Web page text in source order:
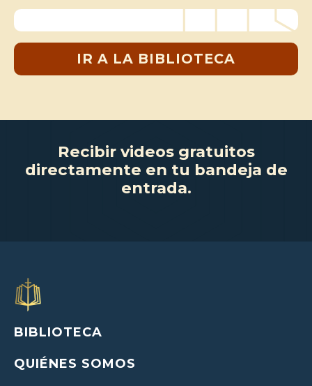
IR A LA BIBLIOTECA
Recibir videos gratuitos
directamente en tu bandeja de
entrada.
BIBLIOTECA
QUIÉNES SOMOS